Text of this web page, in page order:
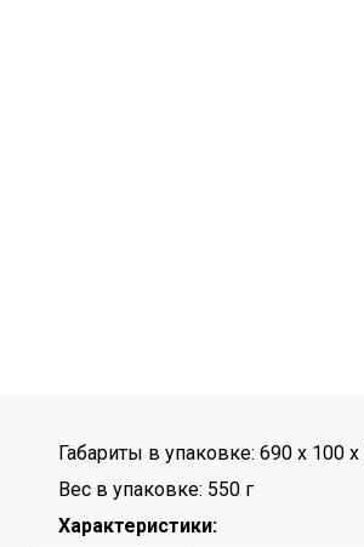
Габариты в упаковке: 690 x 100
Вес в упаковке: 550 г
Характеристики: